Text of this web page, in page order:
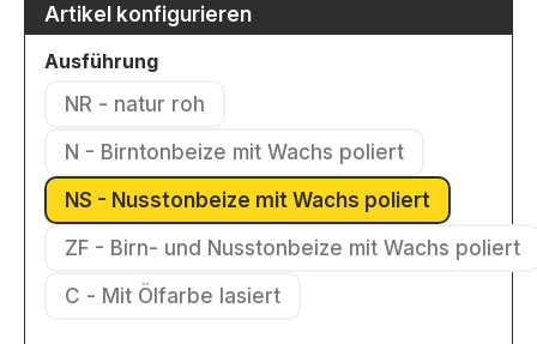
Artikel konfigurieren
Ausführungauswählen
NR - natur roh
(Diese Option ist zurzeit nicht verfügbar.)
N - Birntonbeize mit Wachs poliert
(Diese Option ist zurzeit nicht
NS - Nusstonbeize mit Wachs poliert
(Diese Option ist zurzeit nicht
ZF - Birn- und Nusstonbeize mit Wachs poliert
(Diese Option ist zurzeit
C - Mit Ölfarbe lasiert
(Diese Option ist zurzeit nicht verfügbar.)